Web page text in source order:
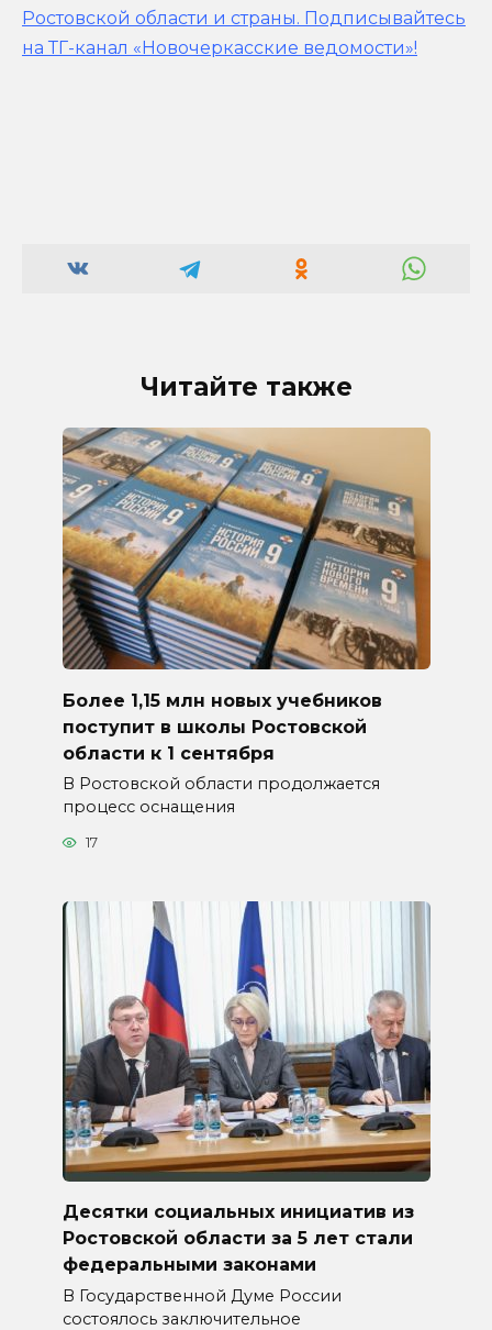
Ростовской области и страны. Подписывайтесь
на ТГ-канал «Новочеркасские ведомости»!
Читайте также
Более 1,15 млн новых учебников
поступит в школы Ростовской
области к 1 сентября
В Ростовской области продолжается
процесс оснащения
17
Десятки социальных инициатив из
Ростовской области за 5 лет стали
федеральными законами
В Государственной Думе России
состоялось заключительное